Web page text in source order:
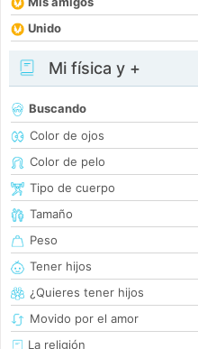
Unido
Mi física y +
Buscando
Color de ojos
Color de pelo
Tipo de cuerpo
Tamaño
Peso
Tener hijos
¿Quieres tener hijos
Movido por el amor
La religión